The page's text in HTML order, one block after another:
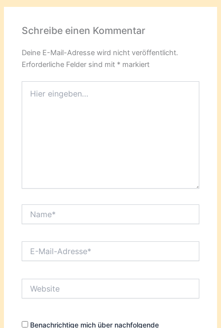
Schreibe einen Kommentar
Deine E-Mail-Adresse wird nicht veröffentlicht.
Erforderliche Felder sind mit * markiert
eingeben…
Mail-
Benachrichtige mich über nachfolgende